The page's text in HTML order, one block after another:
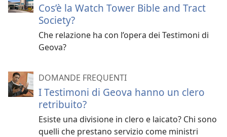
Cos’è la Watch Tower Bible and Tract
Society?
Che relazione ha con l’opera dei Testimoni di
Geova?
DOMANDE FREQUENTI
I Testimoni di Geova hanno un clero
retribuito?
Esiste una divisione in clero e laicato? Chi sono
quelli che prestano servizio come ministri